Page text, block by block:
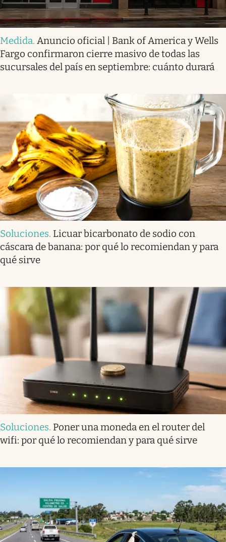
Medida. Anuncio oficial | Bank of America y Wells
Fargo confirmaron cierre masivo de todas las
sucursales del país en septiembre: cuánto durará
Soluciones. Licuar bicarbonato de sodio con
cáscara de banana: por qué lo recomiendan y para
qué sirve
Soluciones. Poner una moneda en el router del
wifi: por qué lo recomiendan y para qué sirve